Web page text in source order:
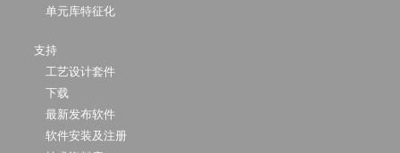
单元库特征化
支持
工艺设计套件
下载
最新发布软件
软件安装及注册